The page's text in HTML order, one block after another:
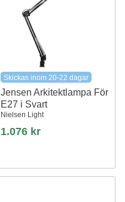
Skickas inom 20-22 dagar
Jensen Arkitektlampa För
E27 i Svart
Nielsen Light
1.076 kr